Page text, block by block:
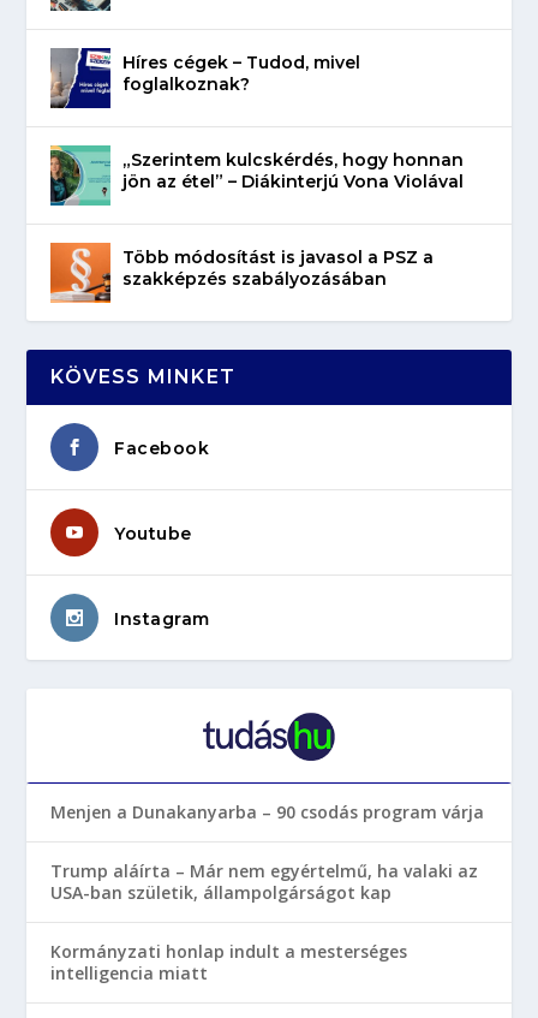
Híres cégek – Tudod, mivel
foglalkoznak?
„Szerintem kulcskérdés, hogy honnan
jön az étel” – Diákinterjú Vona Violával
Több módosítást is javasol a PSZ a
szakképzés szabályozásában
KÖVESS MINKET
Facebook
Youtube
Instagram
Menjen a Dunakanyarba – 90 csodás program várja
Trump aláírta – Már nem egyértelmű, ha valaki az
USA-ban születik, állampolgárságot kap
Kormányzati honlap indult a mesterséges
intelligencia miatt